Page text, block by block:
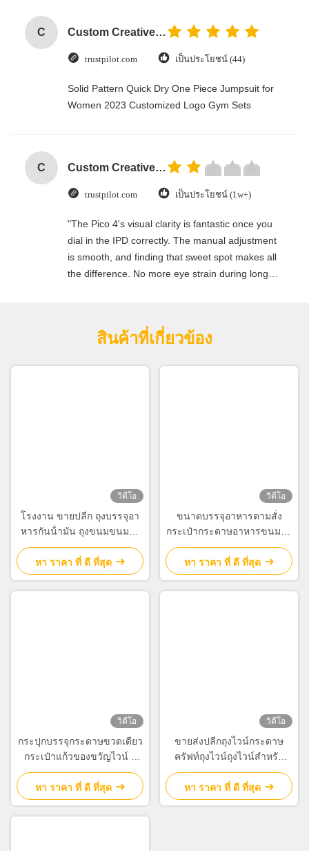
C Custom Creative Goodie Christmas Kraft Paper Gift Bag with Your Own Logo for Xmas Decorative Party
trustpilot.com เป็นประโยชน์ (44)
Solid Pattern Quick Dry One Piece Jumpsuit for
Women 2023 Customized Logo Gym Sets
C Custom Creative Goodie Christmas Kraft Paper Gift Bag with Your Own Logo for Xmas Decorative Party
trustpilot.com เป็นประโยชน์ (1w+)
"The Pico 4's visual clarity is fantastic once you
dial in the IPD correctly. The manual adjustment
is smooth, and finding that sweet spot makes all
the difference. No more eye strain during long
manual adjustment is smooth, and finding that
properly!""The Pico 4's visual clarity is fantastic
once you dial in the IPD correctly. The manual
adjustment is smooth, and finding that sweet spot
makes all the difference. No more eye strain
during long sessions. Highly r
สินค้าที่เกี่ยวข้อง
วิดีโอ
โรงงาน ขายปลีก ถุงบรรจุอา
หารกันน้ํามัน ถุงขนมขนมปัง
ข้างนอกของขาย ถุงกระดาษ
Kraft ใต้
หา ราคา ที่ ดี ที่สุด
วิดีโอ
ขนาดบรรจุอาหารตามสั่ง
กระเป๋ากระดาษอาหารขนมปัง
สําหรับร้านอาหาร
หา ราคา ที่ ดี ที่สุด
วิดีโอ
กระปุกบรรจุกระดาษขวดเดียว
กระเป๋าแก้วของขวัญไวน์ 2
กระปุกขวดไวน์ดํา กระเป๋าถือ
หา ราคา ที่ ดี ที่สุด
วิดีโอ
ขายส่งปลีกถุงไวน์กระดาษ
ครัฟท์ถุงไวน์ถุงไวน์สําหรับ
ขวดไวน์
หา ราคา ที่ ดี ที่สุด